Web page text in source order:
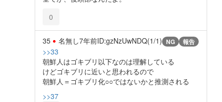
0
35 名無し7年前ID:gzNzUwNDQ(1/1) NG 報告
>>33
朝鮮人はゴキブリ以下なのは理解している
けどゴキブリに近いと思われるので
朝鮮人＝ゴキブリ化○○ではないかと推測される
>>37